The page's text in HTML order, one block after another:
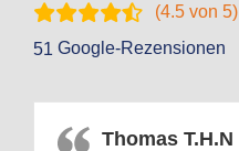
(4.5 von 5)
51 Google-Rezensionen
Thomas T.H.N